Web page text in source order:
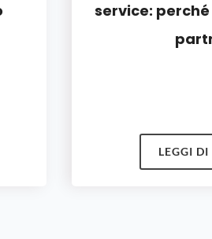
service:
LEGGI DI